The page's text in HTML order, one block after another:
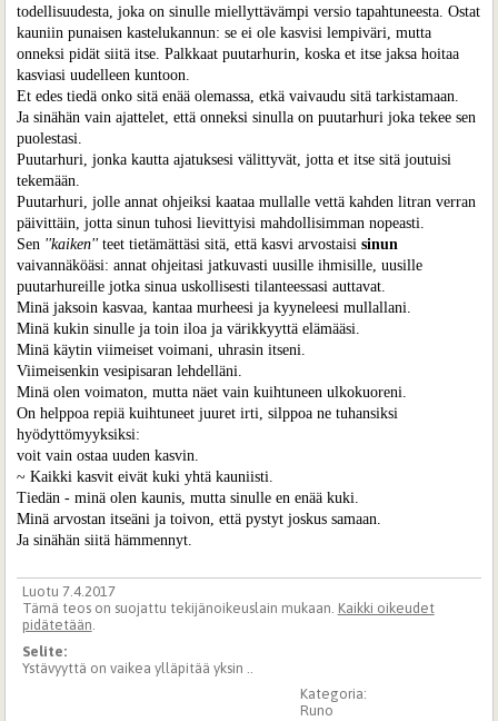
todellisuudesta, joka on sinulle miellyttävämpi versio tapahtuneesta. Ostat
kauniin punaisen kastelukannun: se ei ole kasvisi lempiväri, mutta
onneksi pidät siitä itse. Palkkaat puutarhurin, koska et itse jaksa hoitaa
kasviasi uudelleen kuntoon.
Et edes tiedä onko sitä enää olemassa, etkä vaivaudu sitä tarkistamaan.
Ja sinähän vain ajattelet, että onneksi sinulla on puutarhuri joka tekee sen
puolestasi.
Puutarhuri, jonka kautta ajatuksesi välittyvät, jotta et itse sitä joutuisi
tekemään.
Puutarhuri, jolle annat ohjeiksi kaataa mullalle vettä kahden litran verran
päivittäin, jotta sinun tuhosi lievittyisi mahdollisimman nopeasti.
Sen ''kaiken'' teet tietämättäsi sitä, että kasvi arvostaisisinun
vaivannäköäsi: annat ohjeitasi jatkuvasti uusille ihmisille, uusille
puutarhureille jotka sinua uskollisesti tilanteessasi auttavat.
Minä jaksoin kasvaa, kantaa murheesi ja kyyneleesi mullallani.
Minä kukin sinulle ja toin iloa ja värikkyyttä elämääsi.
Minä käytin viimeiset voimani, uhrasin itseni.
Viimeisenkin vesipisaran lehdelläni.
Minä olen voimaton, mutta näet vain kuihtuneen ulkokuoreni.
On helppoa repiä kuihtuneet juuret irti, silppoa ne tuhansiksi
hyödyttömyyksiksi:
voit vain ostaa uuden kasvin.
~ Kaikki kasvit eivät kuki yhtä kauniisti.
Tiedän - minä olen kaunis, mutta sinulle en enää kuki.
Minä arvostan itseäni ja toivon, että pystyt joskus samaan.
Ja sinähän siitä hämmennyt.
Luotu 7.4.2017
Tämä teos on suojattu tekijänoikeuslain mukaan. Kaikki oikeudet
pidätetään.
Selite:
Ystävyyttä on vaikea ylläpitää yksin ..
Kategoria:
Runo